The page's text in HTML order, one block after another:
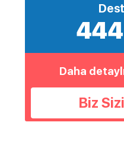
Daha
Biz